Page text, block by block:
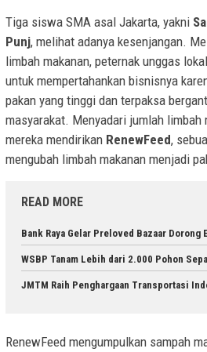
Tiga siswa SMA asal Jakarta, yakni
Punj, melihat adanya kesenjangan.
limbah makanan, peternak unggas
untuk mempertahankan bisnisnya
pakan yang tinggi dan terpaksa
masyarakat. Menyadari jumlah limbah
mereka mendirikan RenewFeed,
mengubah limbah makanan menjadi
READ MORE
Bank Raya Gelar Preloved Bazaar
WSBP Tanam Lebih dari 2.000 Pohon
JMTM Raih Penghargaan Transportasi
RenewFeed mengumpulkan sampah